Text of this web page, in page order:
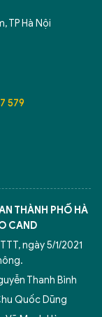
TP Hà Nội
579
THÀNH PHỐ HÀ
CAND
ngày 5/1/2021
Thanh Bình
Quốc Dũng